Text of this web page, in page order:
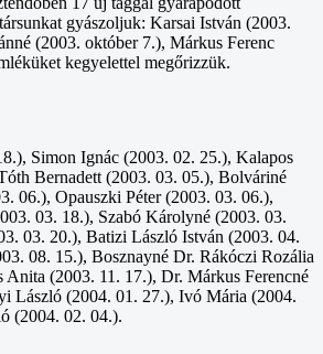
gyászoljuk: Karsai István (2003.
(2003. október 7.), Márkus Ferenc
kegyelettel megőrizzük.
Simon Ignác (2003. 02. 25.), Kalapos
Bernadett (2003. 03. 05.), Bolváriné
06.), Opauszki Péter (2003. 03. 06.),
03. 18.), Szabó Károlyné (2003. 03.
03. 20.), Batizi László István (2003. 04.
08. 15.), Bosznayné Dr. Rákóczi Rozália
(2003. 11. 17.), Dr. Márkus Ferencné
László (2004. 01. 27.), Ivó Mária (2004.
(2004. 02. 04.).